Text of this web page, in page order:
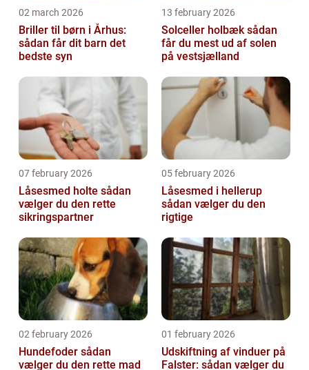
02 march 2026
Briller til børn i Århus:
sådan får dit barn det
bedste syn
13 february 2026
Solceller holbæk sådan
får du mest ud af solen
på vestsjælland
07 february 2026
Låsesmed holte sådan
vælger du den rette
sikringspartner
05 february 2026
Låsesmed i hellerup
sådan vælger du den
rigtige
02 february 2026
Hundefoder sådan
vælger du den rette mad
01 february 2026
Udskiftning af vinduer på
Falster: sådan vælger du